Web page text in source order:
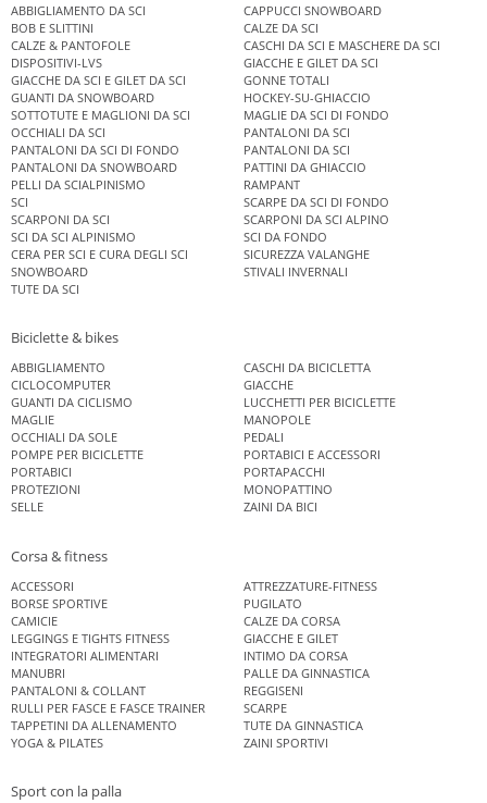
ABBIGLIAMENTO DA SCI
CAPPUCCI SNOWBOARD
BOB E SLITTINI
CALZE DA SCI
CALZE & PANTOFOLE
CASCHI DA SCI E MASCHERE DA SCI
DISPOSITIVI-LVS
GIACCHE E GILET DA SCI
GIACCHE DA SCI E GILET DA SCI
GONNE TOTALI
GUANTI DA SNOWBOARD
HOCKEY-SU-GHIACCIO
SOTTOTUTE E MAGLIONI DA SCI
MAGLIE DA SCI DI FONDO
OCCHIALI DA SCI
PANTALONI DA SCI
PANTALONI DA SCI DI FONDO
PANTALONI DA SCI
PANTALONI DA SNOWBOARD
PATTINI DA GHIACCIO
PELLI DA SCIALPINISMO
RAMPANT
SCI
SCARPE DA SCI DI FONDO
SCARPONI DA SCI
SCARPONI DA SCI ALPINO
SCI DA SCI ALPINISMO
SCI DA FONDO
CERA PER SCI E CURA DEGLI SCI
SICUREZZA VALANGHE
SNOWBOARD
STIVALI INVERNALI
TUTE DA SCI
Biciclette & bikes
ABBIGLIAMENTO
CASCHI DA BICICLETTA
CICLOCOMPUTER
GIACCHE
GUANTI DA CICLISMO
LUCCHETTI PER BICICLETTE
MAGLIE
MANOPOLE
OCCHIALI DA SOLE
PEDALI
POMPE PER BICICLETTE
PORTABICI E ACCESSORI
PORTABICI
PORTAPACCHI
PROTEZIONI
MONOPATTINO
SELLE
ZAINI DA BICI
Corsa & fitness
ACCESSORI
ATTREZZATURE-FITNESS
BORSE SPORTIVE
PUGILATO
CAMICIE
CALZE DA CORSA
LEGGINGS E TIGHTS FITNESS
GIACCHE E GILET
INTEGRATORI ALIMENTARI
INTIMO DA CORSA
MANUBRI
PALLE DA GINNASTICA
PANTALONI & COLLANT
REGGISENI
RULLI PER FASCE E FASCE TRAINER
SCARPE
TAPPETINI DA ALLENAMENTO
TUTE DA GINNASTICA
YOGA & PILATES
ZAINI SPORTIVI
Sport con la palla